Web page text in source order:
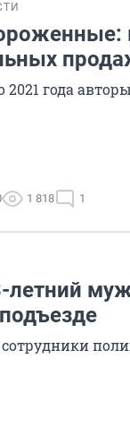
2021 года
1 818 1
летний